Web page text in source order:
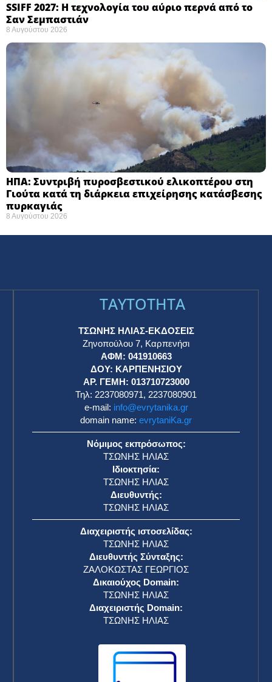
SSIFF 2027: Η τεχνολογία του αύριο περνά από το
Σαν Σεμπαστιάν ​
8 Αυγούστου 2026
ΗΠΑ: Συντριβή πυροσβεστικού ελικοπτέρου στη
Γιούτα κατά τη διάρκεια επιχείρησης κατάσβεσης
πυρκαγιάς ​
8 Αυγούστου 2026
TAYTOTHTA
ΤΣΩΝΗΣ ΗΛΙΑΣ-ΕΚΔΟΣΕΙΣ
Ζηνοπούλου 7, Καρπενήσι
ΑΦΜ: 041910663
ΔΟΥ: ΚΑΡΠΕΝΗΣΙΟΥ
ΑΡ. ΓΕΜΗ: 013710723000
Τηλ: 2237080971, 2237080901
e-mail: info@evrytanika.gr
domain name: evrytaniKa.gr
Νόμιμος εκπρόσωπος:
ΤΣΩΝΗΣ ΗΛΙΑΣ
Ιδιοκτησία:
ΤΣΩΝΗΣ ΗΛΙΑΣ
Διευθυντής:
ΤΣΩΝΗΣ ΗΛΙΑΣ
Διαχειριστής ιστοσελίδας:
ΤΣΩΝΗΣ ΗΛΙΑΣ
Διευθυντής Σύνταξης:
ΖΑΛΟΚΩΣΤΑΣ ΓΕΩΡΓΙΟΣ
Δικαιούχος Domain:
ΤΣΩΝΗΣ ΗΛΙΑΣ
Διαχειριστής Domain:
ΤΣΩΝΗΣ ΗΛΙΑΣ